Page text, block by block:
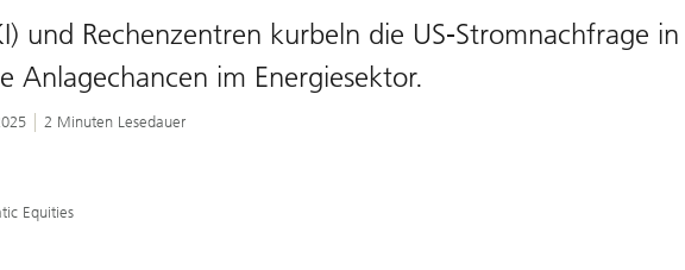
und Rechenzentren kurbeln die US-Stromnachfrage
Anlagechancen im Energiesektor.
2 Minuten Lesedauer
Equities